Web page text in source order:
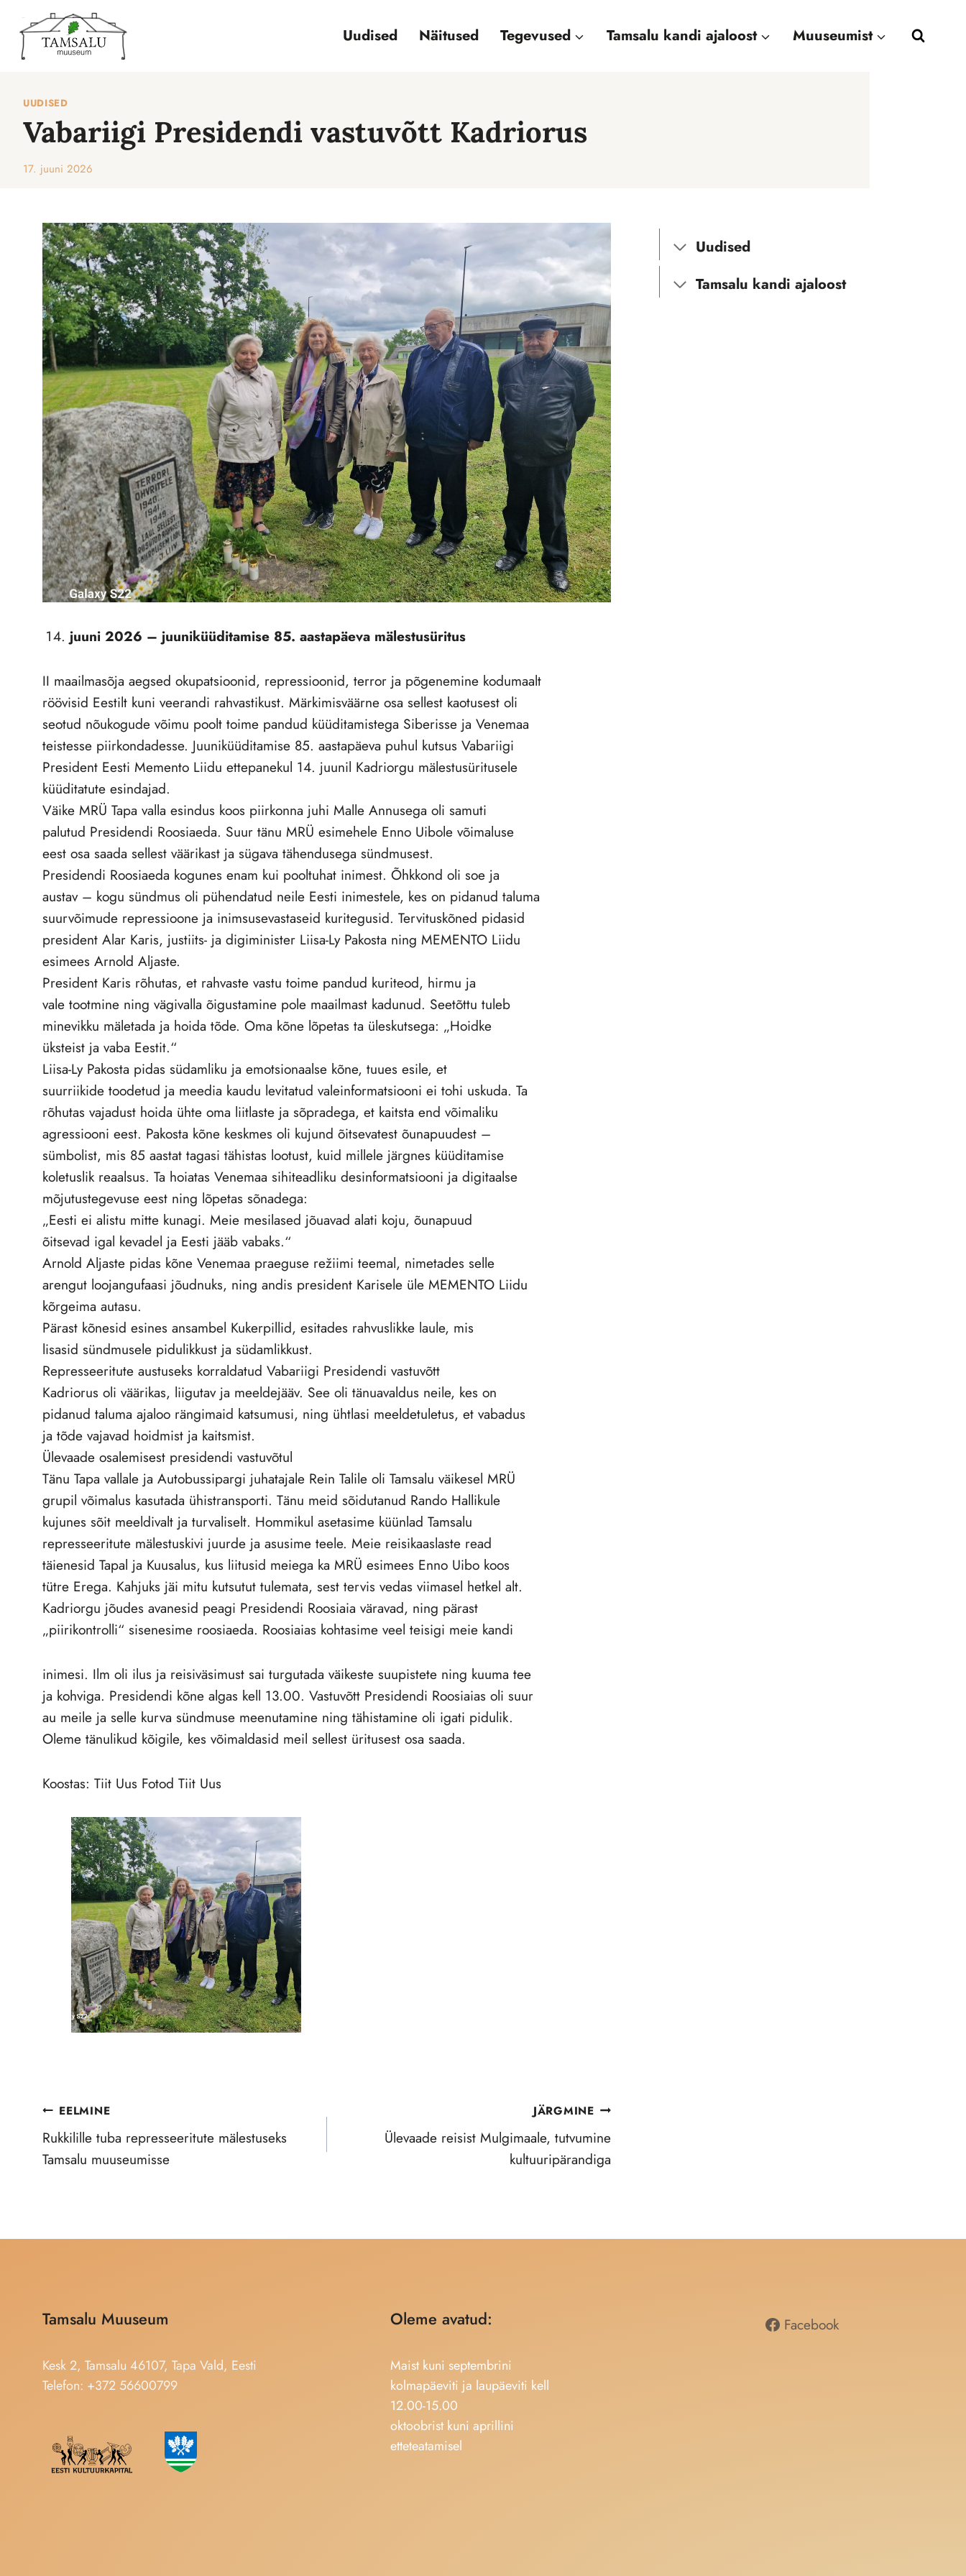
juurde
Uudised Näitused Tegevused Tamsalu kandi ajaloost Muuseumist
UUDISED
Vabariigi Presidendi vastuvõtt Kadriorus
17. juuni 2026
juuni 2026 – juuniküüditamise 85. aastapäeva mälestusüritus
II maailmasõja aegsed okupatsioonid, repressioonid, terror ja põgenemine kodumaalt
röövisid Eestilt kuni veerandi rahvastikust. Märkimisväärne osa sellest kaotusest oli
seotud nõukogude võimu poolt toime pandud küüditamistega Siberisse ja Venemaa
teistesse piirkondadesse. Juuniküüditamise 85. aastapäeva puhul kutsus Vabariigi
President Eesti Memento Liidu ettepanekul 14. juunil Kadriorgu mälestusüritusele
küüditatute esindajad.
Väike MRÜ Tapa valla esindus koos piirkonna juhi Malle Annusega oli samuti
palutud Presidendi Roosiaeda. Suur tänu MRÜ esimehele Enno Uibole võimaluse
eest osa saada sellest väärikast ja sügava tähendusega sündmusest.
Presidendi Roosiaeda kogunes enam kui pooltuhat inimest. Õhkkond oli soe ja
austav – kogu sündmus oli pühendatud neile Eesti inimestele, kes on pidanud taluma
suurvõimude repressioone ja inimsusevastaseid kuritegusid. Tervituskõned pidasid
president Alar Karis, justiits- ja digiminister Liisa-Ly Pakosta ning MEMENTO Liidu
esimees Arnold Aljaste.
President Karis rõhutas, et rahvaste vastu toime pandud kuriteod, hirmu ja
vale tootmine ning vägivalla õigustamine pole maailmast kadunud. Seetõttu tuleb
minevikku mäletada ja hoida tõde. Oma kõne lõpetas ta üleskutsega: „Hoidke
üksteist ja vaba Eestit.“
Liisa-Ly Pakosta pidas südamliku ja emotsionaalse kõne, tuues esile, et
suurriikide toodetud ja meedia kaudu levitatud valeinformatsiooni ei tohi uskuda. Ta
rõhutas vajadust hoida ühte oma liitlaste ja sõpradega, et kaitsta end võimaliku
agressiooni eest. Pakosta kõne keskmes oli kujund õitsevatest õunapuudest –
sümbolist, mis 85 aastat tagasi tähistas lootust, kuid millele järgnes küüditamise
koletuslik reaalsus. Ta hoiatas Venemaa sihiteadliku desinformatsiooni ja digitaalse
mõjutustegevuse eest ning lõpetas sõnadega:
„Eesti ei alistu mitte kunagi. Meie mesilased jõuavad alati koju, õunapuud
õitsevad igal kevadel ja Eesti jääb vabaks.“
Arnold Aljaste pidas kõne Venemaa praeguse režiimi teemal, nimetades selle
arengut loojangufaasi jõudnuks, ning andis president Karisele üle MEMENTO Liidu
kõrgeima autasu.
Pärast kõnesid esines ansambel Kukerpillid, esitades rahvuslikke laule, mis
lisasid sündmusele pidulikkust ja südamlikkust.
Represseeritute austuseks korraldatud Vabariigi Presidendi vastuvõtt
Kadriorus oli väärikas, liigutav ja meeldejääv. See oli tänuavaldus neile, kes on
pidanud taluma ajaloo rängimaid katsumusi, ning ühtlasi meeldetuletus, et vabadus
ja tõde vajavad hoidmist ja kaitsmist.
Ülevaade osalemisest presidendi vastuvõtul
Tänu Tapa vallale ja Autobussipargi juhatajale Rein Talile oli Tamsalu väikesel MRÜ
grupil võimalus kasutada ühistransporti. Tänu meid sõidutanud Rando Hallikule
kujunes sõit meeldivalt ja turvaliselt. Hommikul asetasime küünlad Tamsalu
represseeritute mälestuskivi juurde ja asusime teele. Meie reisikaaslaste read
täienesid Tapal ja Kuusalus, kus liitusid meiega ka MRÜ esimees Enno Uibo koos
tütre Erega. Kahjuks jäi mitu kutsutut tulemata, sest tervis vedas viimasel hetkel alt.
Kadriorgu jõudes avanesid peagi Presidendi Roosiaia väravad, ning pärast
„piirikontrolli“ sisenesime roosiaeda. Roosiaias kohtasime veel teisigi meie kandi
inimesi. Ilm oli ilus ja reisiväsimust sai turgutada väikeste suupistete ning kuuma tee
ja kohviga. Presidendi kõne algas kell 13.00. Vastuvõtt Presidendi Roosiaias oli suur
au meile ja selle kurva sündmuse meenutamine ning tähistamine oli igati pidulik.
Oleme tänulikud kõigile, kes võimaldasid meil sellest üritusest osa saada.
Koostas: Tiit Uus Fotod Tiit Uus
Navigeerimine
EELMINE
Rukkilille tuba represseeritute mälestuseks
Tamsalu muuseumisse
JÄRGMINE
Ülevaade reisist Mulgimaale, tutvumine
kultuuripärandiga
Uudised
Tamsalu kandi ajaloost
Tamsalu Muuseum
Kesk 2, Tamsalu 46107, Tapa Vald, Eesti
Telefon: +372 56600799
Oleme avatud:
Maist kuni septembrini
kolmapäeviti ja laupäeviti kell
12.00-15.00
oktoobrist kuni aprillini
etteteatamisel
Facebook